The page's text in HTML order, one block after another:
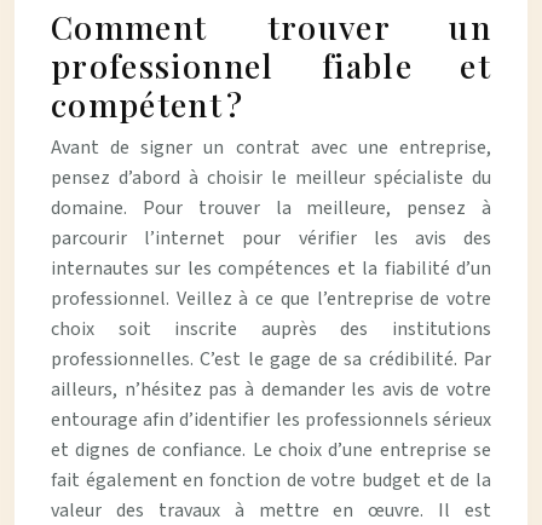
Comment trouver un
professionnel fiable et
compétent ?
Avant de signer un contrat avec une entreprise,
pensez d’abord à choisir le meilleur spécialiste du
domaine. Pour trouver la meilleure, pensez à
parcourir l’internet pour vérifier les avis des
internautes sur les compétences et la fiabilité d’un
professionnel. Veillez à ce que l’entreprise de votre
choix soit inscrite auprès des institutions
professionnelles. C’est le gage de sa crédibilité. Par
ailleurs, n’hésitez pas à demander les avis de votre
entourage afin d’identifier les professionnels sérieux
et dignes de confiance. Le choix d’une entreprise se
fait également en fonction de votre budget et de la
valeur des travaux à mettre en œuvre. Il est